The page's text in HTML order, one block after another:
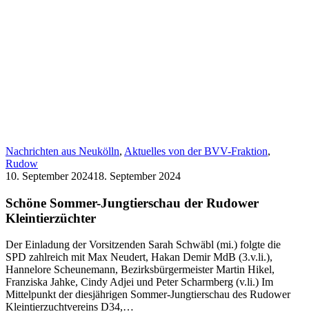
Nachrichten aus Neukölln, Aktuelles von der BVV-Fraktion,
Rudow
10. September 202418. September 2024
Schöne Sommer-Jungtierschau der Rudower
Kleintierzüchter
Der Einladung der Vorsitzenden Sarah Schwäbl (mi.) folgte die
SPD zahlreich mit Max Neudert, Hakan Demir MdB (3.v.li.),
Hannelore Scheunemann, Bezirksbürgermeister Martin Hikel,
Franziska Jahke, Cindy Adjei und Peter Scharmberg (v.li.) Im
Mittelpunkt der diesjährigen Sommer-Jungtierschau des Rudower
Kleintierzuchtvereins D34,…